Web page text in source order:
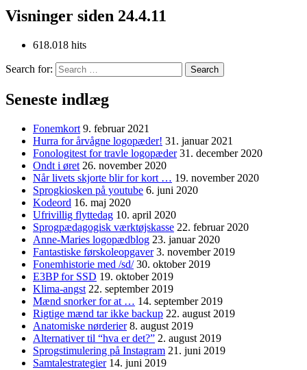
Visninger siden 24.4.11
618.018 hits
Search for:
Seneste indlæg
Fonemkort 9. februar 2021
Hurra for årvågne logopæder! 31. januar 2021
Fonologitest for travle logopæder 31. december 2020
Ondt i øret 26. november 2020
Når livets skjorte blir for kort … 19. november 2020
Sprogkiosken på youtube 6. juni 2020
Kodeord 16. maj 2020
Ufrivillig flyttedag 10. april 2020
Sprogpædagogisk værktøjskasse 22. februar 2020
Anne-Maries logopædblog 23. januar 2020
Fantastiske førskoleopgaver 3. november 2019
Fonemhistorie med /sd/ 30. oktober 2019
E3BP for SSD 19. oktober 2019
Klima-angst 22. september 2019
Mænd snorker for at … 14. september 2019
Rigtige mænd tar ikke backup 22. august 2019
Anatomiske nørderier 8. august 2019
Alternativer til “hva er det?” 2. august 2019
Sprogstimulering på Instagram 21. juni 2019
Samtalestrategier 14. juni 2019